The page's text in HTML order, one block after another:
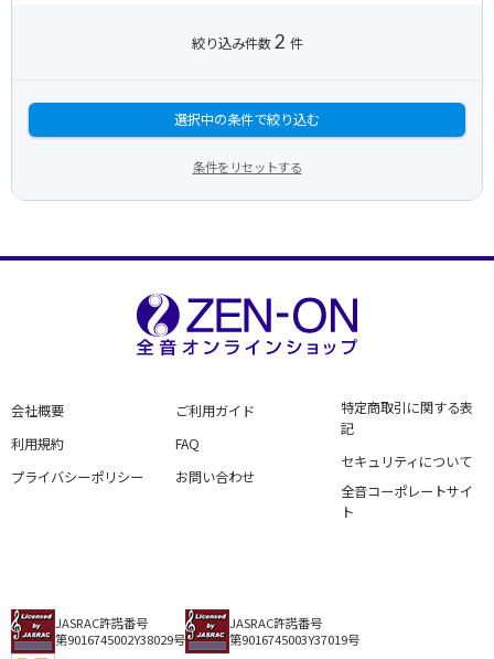
絞り込み件数 2 件
選択中の条件で絞り込む
条件をリセットする
会社概要
利用規約
プライバシーポリシー
ご利用ガイド
FAQ
お問い合わせ
特定商取引に関する表
記
セキュリティについて
全音コーポレートサイ
ト
JASRAC許諾番号
第9016745002Y38029号
JASRAC許諾番号
第9016745003Y37019号